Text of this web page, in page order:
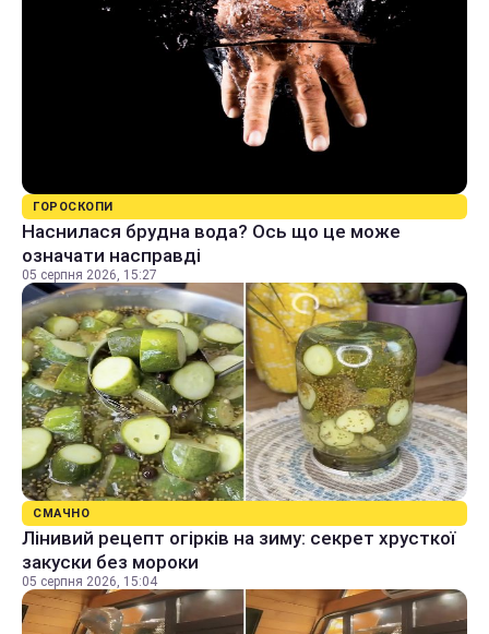
ГОРОСКОПИ
Наснилася брудна вода? Ось що це може
означати насправді
05 серпня 2026, 15:27
СМАЧНО
Лінивий рецепт огірків на зиму: секрет хрусткої
закуски без мороки
05 серпня 2026, 15:04